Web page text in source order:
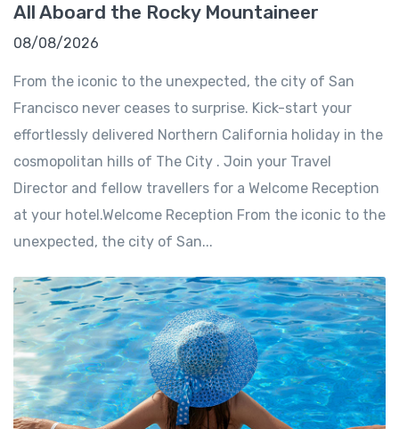
All Aboard the Rocky Mountaineer
08/08/2026
From the iconic to the unexpected, the city of San
Francisco never ceases to surprise. Kick-start your
effortlessly delivered Northern California holiday in the
cosmopolitan hills of The City . Join your Travel
Director and fellow travellers for a Welcome Reception
at your hotel.Welcome Reception From the iconic to the
unexpected, the city of San...